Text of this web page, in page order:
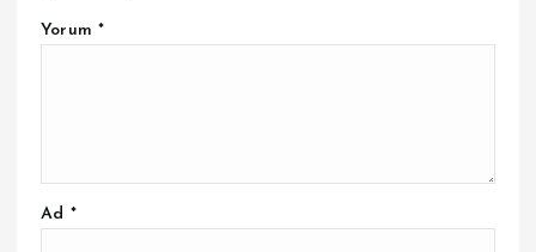
Yorum *
Ad *